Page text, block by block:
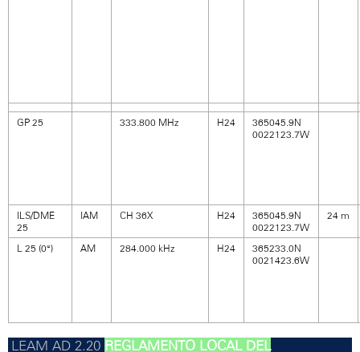
GP 25 333.800 MHz H24
365045.9N
0022123.7W
ILS/DME
25
IAM CH 36X H24
365045.9N
0022123.7W
24 m
L 25 (0°) AM 284.000 kHz H24
365233.0N
0021423.6W
REGLAMENTO LOCAL DEL